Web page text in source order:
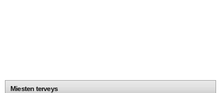
Miesten terveys